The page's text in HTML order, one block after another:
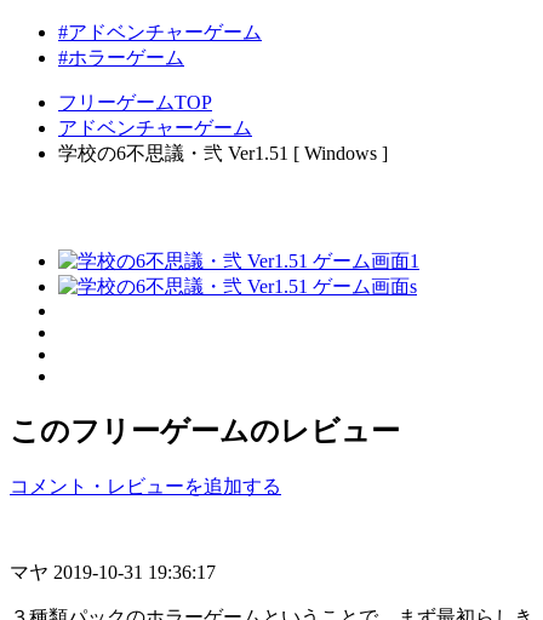
#アドベンチャーゲーム
#ホラーゲーム
フリーゲームTOP
アドベンチャーゲーム
学校の6不思議・弐 Ver1.51 [ Windows ]
このフリーゲームのレビュー
コメント・レビューを追加する
マヤ 2019-10-31 19:36:17